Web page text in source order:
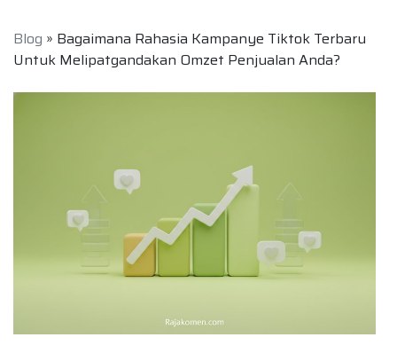
Blog » Bagaimana Rahasia Kampanye Tiktok Terbaru
Untuk Melipatgandakan Omzet Penjualan Anda?